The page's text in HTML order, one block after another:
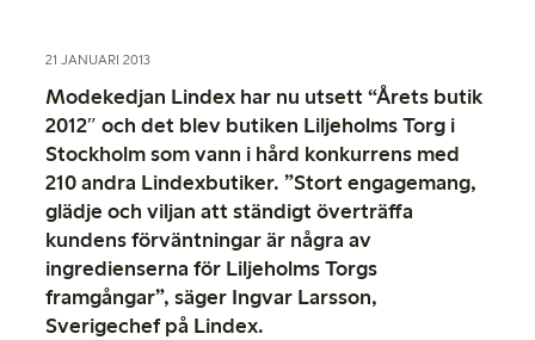
21 JANUARI 2013
Modekedjan Lindex har nu utsett “Årets butik
2012″ och det blev butiken Liljeholms Torg i
Stockholm som vann i hård konkurrens med
210 andra Lindexbutiker. ”Stort engagemang,
glädje och viljan att ständigt överträffa
kundens förväntningar är några av
ingredienserna för Liljeholms Torgs
framgångar”, säger Ingvar Larsson,
Sverigechef på Lindex.